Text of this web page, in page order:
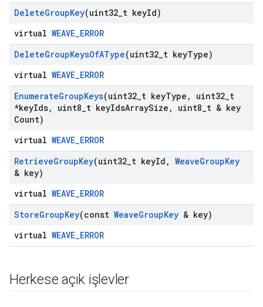
DeleteGroupKey(uint32 t keyId)
virtual WEAVE_ERROR
DeleteGroupKeysOfAType(uint32 t keyType)
virtual WEAVE_ERROR
EnumerateGroupKeys(uint32 t keyType , uint32 t
*keyIds, uint8 t keyIdsArraySize , uint8 t & key
Count)
virtual WEAVE_ERROR
RetrieveGroupKey(uint32 t keyId , WeaveGroupKey
& key)
virtual WEAVE_ERROR
StoreGroupKey(const WeaveGroupKey & key)
virtual WEAVE_ERROR
Herkese açık işlevler